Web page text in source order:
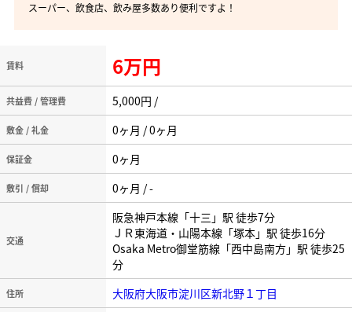
スーパー、飲食店、飲み屋多数あり便利ですよ！
賃料 6万円
共益費 / 管理費 5,000円 /
敷金 / 礼金 0ヶ月 / 0ヶ月
保証金 0ヶ月
敷引 / 償却 0ヶ月 / -
交通
阪急神戸本線「十三」駅 徒歩7分
ＪＲ東海道・山陽本線「塚本」駅 徒歩16分
Osaka Metro御堂筋線「西中島南方」駅 徒歩25
分
住所 大阪府大阪市淀川区新北野１丁目